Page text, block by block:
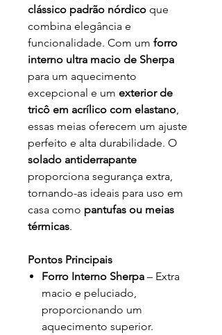
clássico padrão nórdico que
combina elegância e
funcionalidade. Com um forro
interno ultra macio de Sherpa
para um aquecimento
excepcional e um exterior de
tricô em acrílico com elastano,
essas meias oferecem um ajuste
perfeito e alta durabilidade. O
solado antiderrapante
proporciona segurança extra,
tornando-as ideais para uso em
casa como pantufas ou meias
térmicas.
Pontos Principais
Forro Interno Sherpa – Extra
macio e peluciado,
proporcionando um
aquecimento superior.